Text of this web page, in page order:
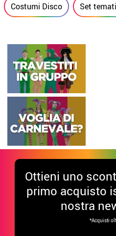
Costumi Disco Set
Ottieni uno
primo acquisto
nostra
*Acquisti